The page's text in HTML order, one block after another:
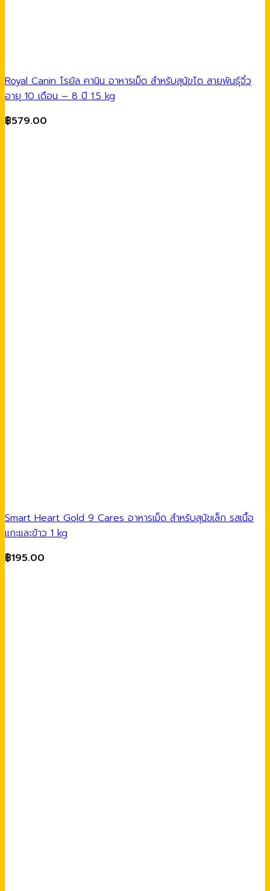
Royal Canin โรยัล คานิน อาหารเม็ด สำหรับสุนัขโต สายพันธุ์จิ๋ว
อายุ 10 เดือน – 8 ปี 1.5 kg
฿579.00
Smart Heart Gold 9 Cares อาหารเม็ด สำหรับสุนัขเล็ก รสเนื้อ
แกะและข้าว 1 kg
฿195.00